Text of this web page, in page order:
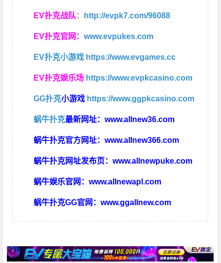
EV扑克战队 ： http://evpk7.com/96088
EV扑克官网：www.evpukes.com
EV扑克小游戏 https://www.evgames.cc
EV扑克娱乐场 https://www.evpkcasino.com
GG扑克小游戏 https://www.ggpkcasino.com
蜗牛扑克最新网址：www.allnew36.com
蜗牛扑克官方网址：www.allnew366.com
蜗牛扑克网址发布页：www.allnewpuke.com
蜗牛娱乐官网：www.allnewapl.com
蜗牛扑克GG官网：www.ggallnew.com